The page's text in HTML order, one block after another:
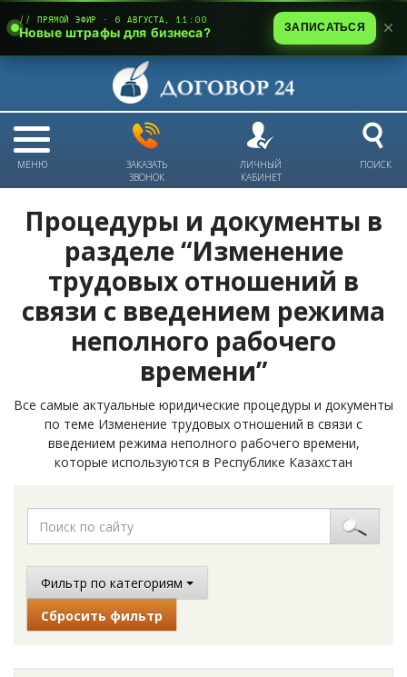
МЕНЮ
ЗАКАЗАТЬ
ЗВОНОК
ЛИЧНЫЙ
КАБИНЕТ
ПОИСК
Процедуры и документы в
разделе “Изменение
трудовых отношений в
связи с введением режима
неполного рабочего
времени”
Все самые актуальные юридические процедуры и документы
по теме Изменение трудовых отношений в связи с
введением режима неполного рабочего времени,
которые используются в Республике Казахстан
Фильтр по категориям
Сбросить фильтр
// ПРЯМОЙ ЭФИР · 6 АВГУСТА, 11:00
Новые штрафы для бизнеса? ЗАПИСАТЬСЯ